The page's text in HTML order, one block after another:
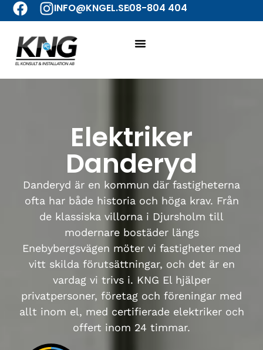
INFO@KNGEL.SE08-804 404
Elektriker
Danderyd
Danderyd är en kommun där fastigheterna
ofta har både historia och höga krav. Från
de klassiska villorna i Djursholm till
modernare bostäder längs
Enebybergsvägen möter vi fastigheter med
vitt skilda förutsättningar, och det är en
vardag vi trivs i. KNG El hjälper
privatpersoner, företag och föreningar med
allt inom el, med certifierade elektriker och
offert inom 24 timmar.